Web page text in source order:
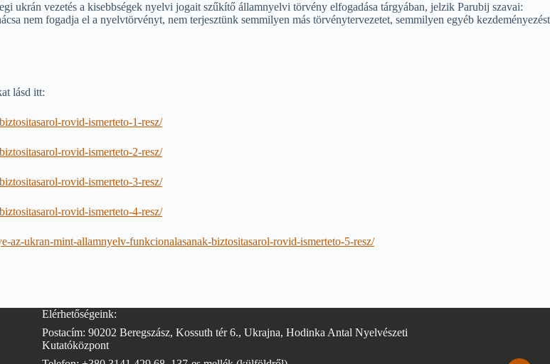
ukrán vezetés a kisebbségek nyelvi jogait szűkítő államnyelvi törvény elfogadása tárgyában, jelzik Parubij szavai:
nem fogadja el a nyelvtörvényt, nem terjesztünk semmilyen más törvénytervezetet, semmilyen egyéb kezdeményezést
lásd itt:
rovid-ismerteto-1-resz/
rovid-ismerteto-2-resz/
rovid-ismerteto-3-resz/
rovid-ismerteto-4-resz/
az-ukran-mint-allamnyelv-funkcionalasanak-biztositasarol-rovid-ismerteto-5-resz/
Elérhetőségeink:
Postacím: 90202 Beregszász, Kossuth tér 6., Ukrajna, Hodinka Antal Nyelvészeti
Kutatóközpont